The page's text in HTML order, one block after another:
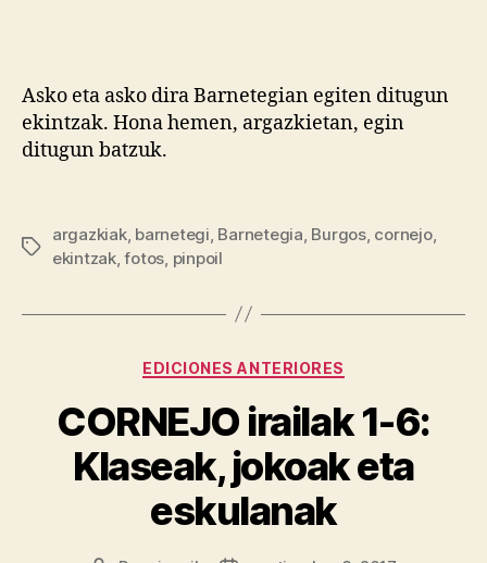
Asko eta asko dira Barnetegian egiten ditugun
ekintzak. Hona hemen, argazkietan, egin
ditugun batzuk.
argazkiak, barnetegi Barnetegia Burgos, cornejo,
ekintzak,fotos pinpoil
EDICIONES ANTERIORES
CORNEJO irailak 1-6:
Klaseak, jokoak eta
eskulanak